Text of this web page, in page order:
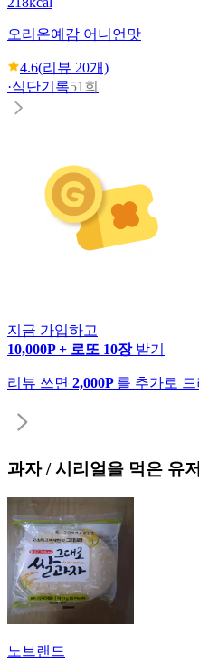
오리온예감 어니언맛
4.6(리뷰 20개)
·식단기록51회
지금 가입하고
10,000P + 로또 10장 받기
리뷰 쓰면 2,000P 를 추가로 드
과자 / 시리얼을 먹은 유
노브랜드